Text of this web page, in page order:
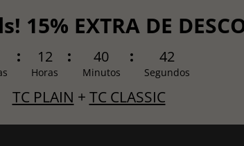
15% EXTRA DE
12
Horas
40
Minutos
41
Segundos
TC PLAIN + TC CLASSIC